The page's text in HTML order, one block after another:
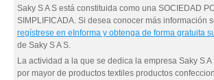
Saky S A S está constituida como una SOCIEDAD
SIMPLIFICADA. Si desea conocer más información
regístrese en eInforma y obtenga de forma gratuita
de Saky S A S.
La actividad a la que se dedica la empresa Saky S A
por mayor de productos textiles productos